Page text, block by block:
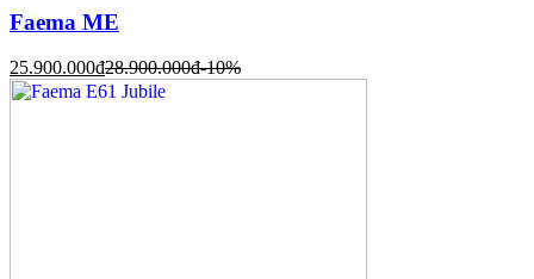
Faema ME
25.900.000đ28.900.000đ-10%